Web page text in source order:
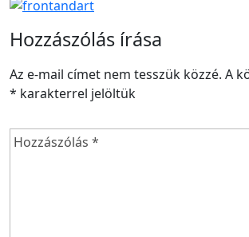
Hozzászólás írása
Az e-mail címet nem tesszük közzé. A
* karakterrel jelöltük